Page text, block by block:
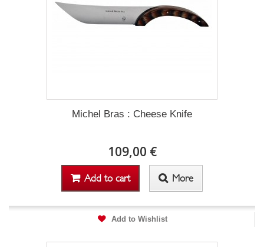
Michel Bras : Cheese Knife
109,00 €
Add to cart More
Add to Wishlist